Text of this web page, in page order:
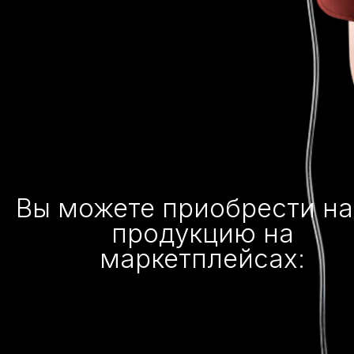
Вы можете приобрести
продукцию на
маркетплейсах: